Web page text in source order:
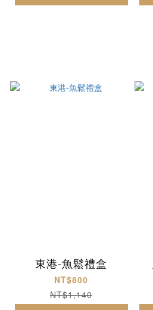
東港-魚鬆禮盒
NT$800
NT$1,140